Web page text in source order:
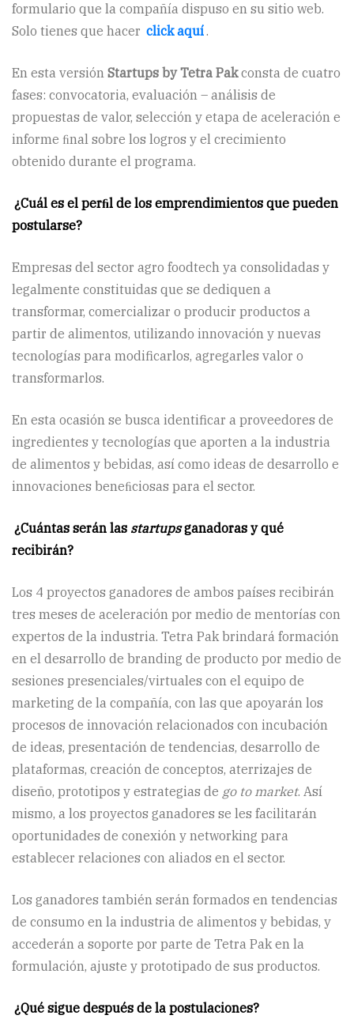
formulario que la compañía dispuso en su sitio web.
Solo tienes que hacer click aquí.
En esta versión Startups by Tetra Pakconsta de cuatro
fases: convocatoria, evaluación – análisis de
propuestas de valor, selección y etapa de aceleración e
informe ﬁnal sobre los logros y el crecimiento
obtenido durante el programa.
¿Cuál es el perﬁl de los emprendimientos que pueden
postularse?
Empresas del sector agro foodtech ya consolidadas y
legalmente constituidas que se dediquen a
transformar, comercializar o producir productos a
partir de alimentos, utilizando innovación y nuevas
tecnologías para modificarlos, agregarles valor o
transformarlos.
En esta ocasión se busca identificar a proveedores de
ingredientes y tecnologías que aporten a la industria
de alimentos y bebidas, así como ideas de desarrollo e
innovaciones beneﬁciosas para el sector.
¿Cuántas serán las startupsganadoras y qué
recibirán?
Los 4 proyectos ganadores de ambos países recibirán
tres meses de aceleración por medio de mentorías con
expertos de la industria. Tetra Pak brindará formación
en el desarrollo de branding de producto por medio de
sesiones presenciales/virtuales con el equipo de
marketing de la compañía, con las que apoyarán los
procesos de innovación relacionados con incubación
de ideas, presentación de tendencias, desarrollo de
plataformas, creación de conceptos, aterrizajes de
diseño, prototipos y estrategias de go to market. Así
mismo, a los proyectos ganadores se les facilitarán
oportunidades de conexión y networking para
establecer relaciones con aliados en el sector.
Los ganadores también serán formados en tendencias
de consumo en la industria de alimentos y bebidas, y
accederán a soporte por parte de Tetra Pak en la
formulación, ajuste y prototipado de sus productos.
¿Qué sigue después de la postulaciones?